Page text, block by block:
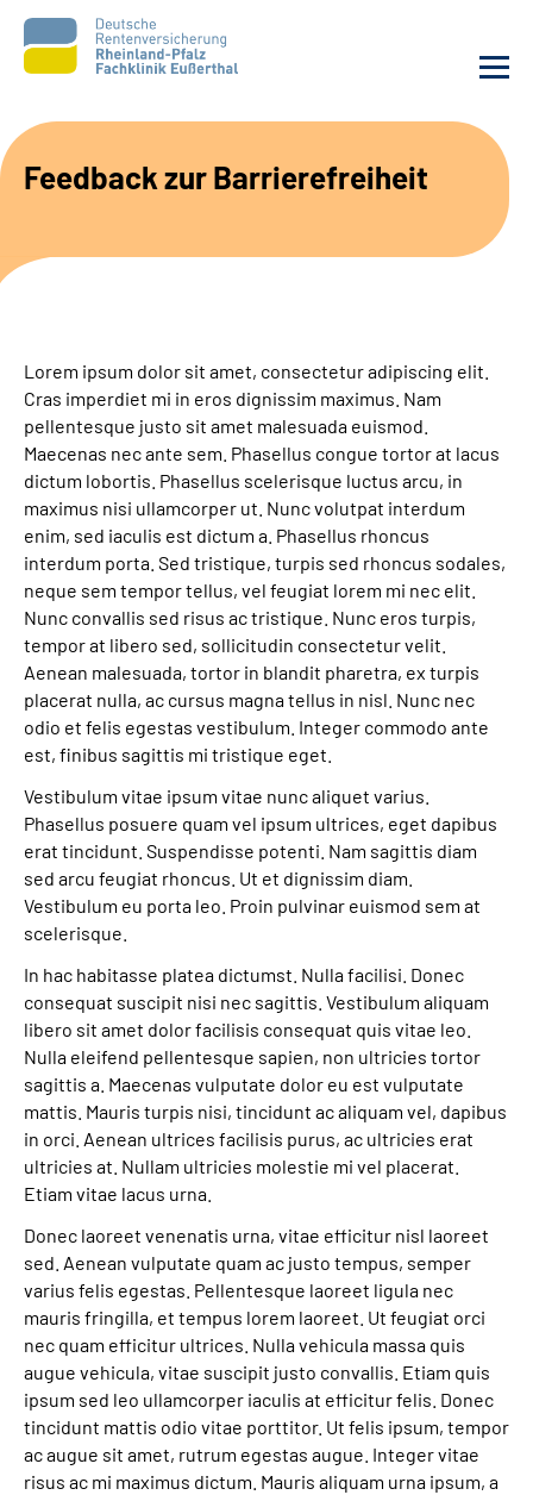
Beratungsstellen &
Zuweisende
Suche
Leichte Sprache
Feedback zur Barrierefreiheit
Lorem ipsum dolor sit amet, consectetur adipiscing elit.
Cras imperdiet mi in eros dignissim maximus. Nam
pellentesque justo sit amet malesuada euismod.
Maecenas nec ante sem. Phasellus congue tortor at lacus
dictum lobortis. Phasellus scelerisque luctus arcu, in
maximus nisi ullamcorper ut. Nunc volutpat interdum
enim, sed iaculis est dictum a. Phasellus rhoncus
interdum porta. Sed tristique, turpis sed rhoncus sodales,
neque sem tempor tellus, vel feugiat lorem mi nec elit.
Nunc convallis sed risus ac tristique. Nunc eros turpis,
tempor at libero sed, sollicitudin consectetur velit.
Aenean malesuada, tortor in blandit pharetra, ex turpis
placerat nulla, ac cursus magna tellus in nisl. Nunc nec
odio et felis egestas vestibulum. Integer commodo ante
est, finibus sagittis mi tristique eget.
Vestibulum vitae ipsum vitae nunc aliquet varius.
Phasellus posuere quam vel ipsum ultrices, eget dapibus
erat tincidunt. Suspendisse potenti. Nam sagittis diam
sed arcu feugiat rhoncus. Ut et dignissim diam.
Vestibulum eu porta leo. Proin pulvinar euismod sem at
scelerisque.
In hac habitasse platea dictumst. Nulla facilisi. Donec
consequat suscipit nisi nec sagittis. Vestibulum aliquam
libero sit amet dolor facilisis consequat quis vitae leo.
Nulla eleifend pellentesque sapien, non ultricies tortor
sagittis a. Maecenas vulputate dolor eu est vulputate
mattis. Mauris turpis nisi, tincidunt ac aliquam vel, dapibus
in orci. Aenean ultrices facilisis purus, ac ultricies erat
ultricies at. Nullam ultricies molestie mi vel placerat.
Etiam vitae lacus urna.
Donec laoreet venenatis urna, vitae efficitur nisl laoreet
sed. Aenean vulputate quam ac justo tempus, semper
varius felis egestas. Pellentesque laoreet ligula nec
mauris fringilla, et tempus lorem laoreet. Ut feugiat orci
nec quam efficitur ultrices. Nulla vehicula massa quis
augue vehicula, vitae suscipit justo convallis. Etiam quis
ipsum sed leo ullamcorper iaculis at efficitur felis. Donec
tincidunt mattis odio vitae porttitor. Ut felis ipsum, tempor
ac augue sit amet, rutrum egestas augue. Integer vitae
risus ac mi maximus dictum. Mauris aliquam urna ipsum, a